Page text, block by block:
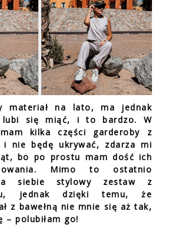
materiał na lato, ma jednak
lubi się miąć, i to bardzo. W
kilka części garderoby z
i nie będę ukrywać, zdarza mi
bo po prostu mam dość ich
Mimo to ostatnio
siebie stylowy zestaw z
jednak dzięki temu, że
z bawełną nie mnie się aż tak,
– polubiłam go!